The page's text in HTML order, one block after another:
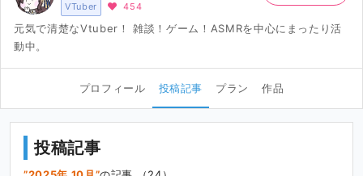
VTuber 454
元気で清楚なVtuber！ 雑談！ゲーム！ASMRを中心にまったり活
動中。
プロフィール 投稿記事 プラン 作品
投稿記事